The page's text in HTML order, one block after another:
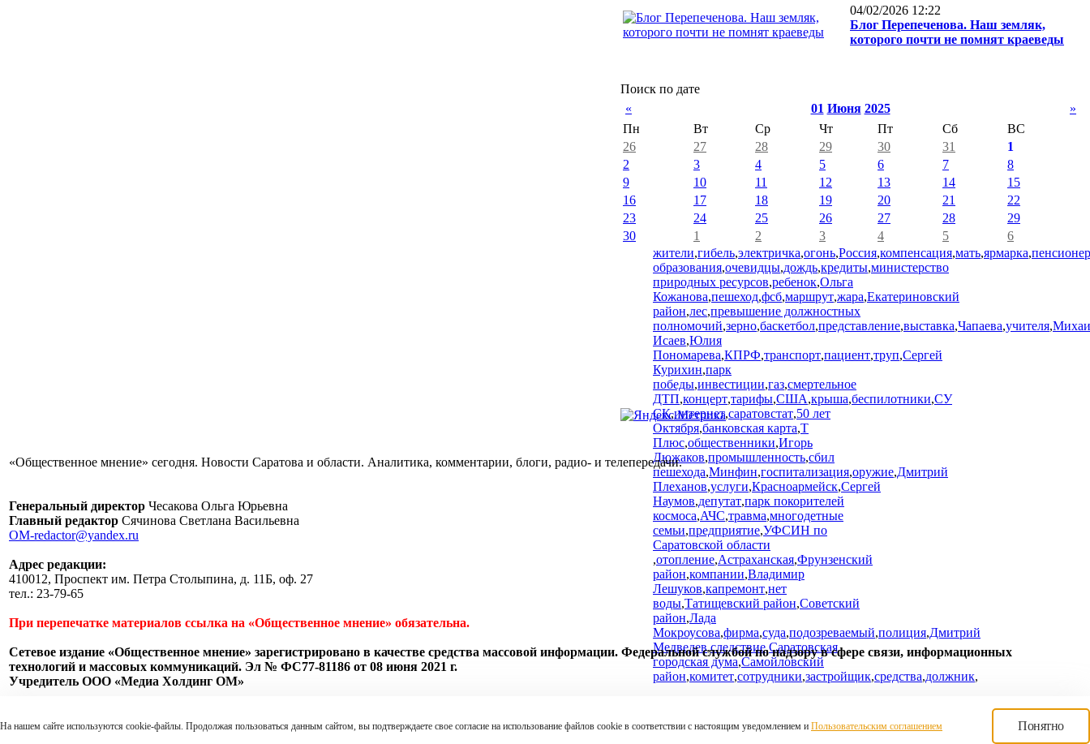
04/02/2026 12:22
Блог Перепеченова. Наш земляк,
которого почти не помнят краеведы
Поиск по дате
«
01 Июня 2025
»
Пн
Вт Ср Чт Пт Сб
ВС
26
27 28 29 30 31
1
2
3 4 5 6 7
8
9
10 11 12 13 14
15
16
17 18 19 20 21
22
23
24 25 26 27 28
29
30
1 2 3 4 5
6
жители,гибель,электричка,огонь,Россия,компенсация,мать,ярмарка,
образования,очевидцы,дождь,кредиты,министерство
природных ресурсов,ребенок,Ольга
Кожанова,пешеход,фсб,маршрут,жара,Екатериновский
район,лес,превышение должностных
полномочий,зерно,баскетбол,представление,выставка,Чапаева,учителя,
Исаев,Юлия
Пономарева,КПРФ,транспорт,пациент,труп,Сергей
Курихин,парк
победы,инвестиции,газ,смертельное
ДТП,концерт,тарифы,США,крыша,беспилотники,СУ
СК,интернет,саратовстат,50 лет
Октября,банковская карта,Т
Плюс,общественники,Игорь
Дюжаков,промышленность,сбил
пешехода,Минфин,госпитализация,оружие,Дмитрий
Плеханов,услуги,Красноармейск,Сергей
Наумов,депутат,парк покорителей
космоса,АЧС,травма,многодетные
семьи,предприятие,УФСИН по
Саратовской области
,отопление,Астраханская,Фрунзенский
район,компании,Владимир
Лешуков,капремонт,нет
воды,Татищевский район,Советский
район,Лада
Мокроусова,фирма,суда,подозреваемый,полиция,Дмитрий
Медведев,следствие,Саратовская
городская дума,Самойловский
район,комитет,сотрудники,застройщик,средства,должник,
«Общественное мнение» сегодня. Новости Саратова и области. Аналитика, комментарии, блоги, радио- и телепередачи.
Генеральный директор Чесакова Ольга Юрьевна
Главный редактор Сячинова Светлана Васильевна
OM-redactor@yandex.ru
Адрес редакции:
410012, Проспект им. Петра Столыпина, д. 11Б, оф. 27
тел.: 23-79-65
При перепечатке материалов ссылка на «Общественное мнение» обязательна.
Сетевое издание «Общественное мнение» зарегистрировано в качестве средства массовой информации. Федеральной службой по надзору в сфере связи, информационных
технологий и массовых коммуникаций. Эл № ФС77-81186 от 08 июня 2021 г.
Учредитель ООО «Медиа Холдинг ОМ»
На нашем сайте используются cookie-файлы. Продолжая пользоваться данным сайтом, вы подтверждаете свое согласие на использование файлов cookie в соответствии с настоящим уведомлением и Пользовательским соглашением Понятно